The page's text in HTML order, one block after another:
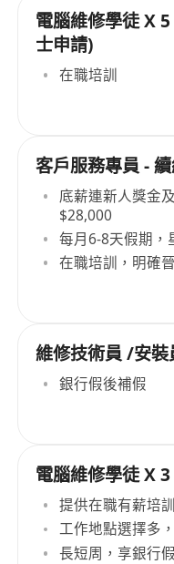
電腦維修學徒 X
士申請)
在職培訓
客戶服務專員 -
底薪連新人獎金
$28,000
每月6-8天假期，
在職培訓，明確
維修技術員 /安
銀行假後補假
電腦維修學徒 X 3
提供在職有薪培訓
工作地點選擇多
長短周，享銀行